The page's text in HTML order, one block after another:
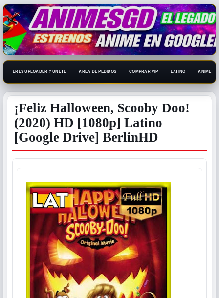
ERES UPLOADER ? UNETE AREA DE PEDIDOS COMPRAR VIP LATINO ANIME
¡Feliz Halloween, Scooby Doo!
(2020) HD [1080p] Latino
[Google Drive] BerlinHD